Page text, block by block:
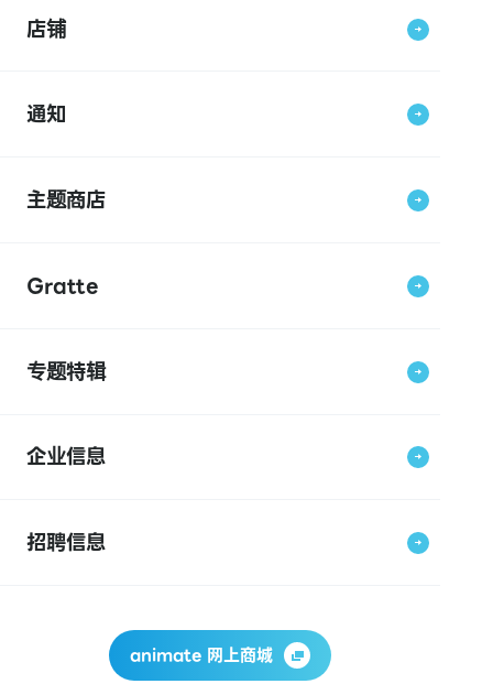
店铺
通知
主题商店
Gratte
专题特辑
企业信息
招聘信息
animate 网上商城